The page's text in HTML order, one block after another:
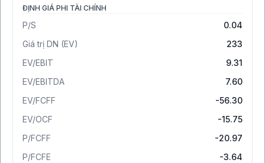
ĐỊNH GIÁ PHI TÀI CHÍNH
P/S
0.04
Giá trị DN (EV)
233
EV/EBIT
9.31
EV/EBITDA
7.60
EV/FCFF
-56.30
EV/OCF
-15.75
P/FCFF
-20.97
P/FCFE
-3.64